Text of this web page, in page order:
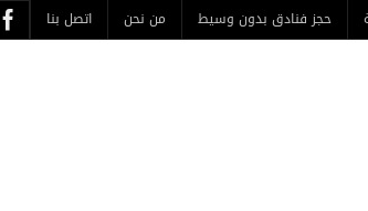
حجز فنادق بدون وسيط من نحن اتصل بنا